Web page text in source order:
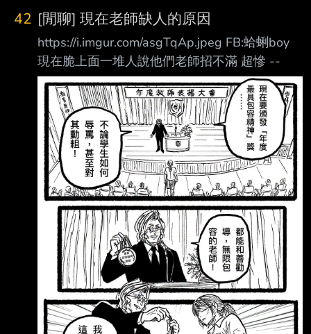
コールLIVE～ #はちたやの日
https://youtu.be/VoRgVvImVG8 『用我的歌聲
來觸動你的心。』 KING RECORDS & RK Music
LIVE UNION 所屬 HACHI https://youtube.co
42 [閒聊] 現在老師缺人的原因
https://i.imgur.com/asgTqAp.jpeg FB:蛤蜊boy
現在脆上面一堆人說他們老師招不滿 超慘 --